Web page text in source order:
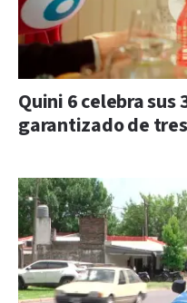
Quini 6 celebra sus
garantizado de